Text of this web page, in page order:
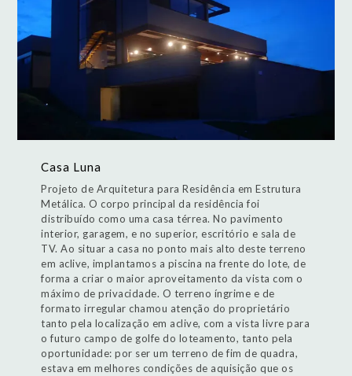
Casa Luna
Projeto de Arquitetura para Residência em Estrutura
Metálica. O corpo principal da residência foi
distribuído como uma casa térrea. No pavimento
interior, garagem, e no superior, escritório e sala de
TV. Ao situar a casa no ponto mais alto deste terreno
em aclive, implantamos a piscina na frente do lote, de
forma a criar o maior aproveitamento da vista com o
máximo de privacidade. O terreno íngrime e de
formato irregular chamou atenção do proprietário
tanto pela localização em aclive, com a vista livre para
o futuro campo de golfe do loteamento, tanto pela
oportunidade: por ser um terreno de fim de quadra,
estava em melhores condições de aquisição que os